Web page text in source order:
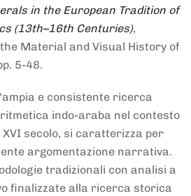
in the European Tradition of
(13th–16th Centuries),
Material and Visual History of
5-48.
e consistente ricerca
indo-araba nel contesto
secolo, si caratterizza per
argomentazione narrativa.
tradizionali con analisi a
finalizzate alla ricerca storica